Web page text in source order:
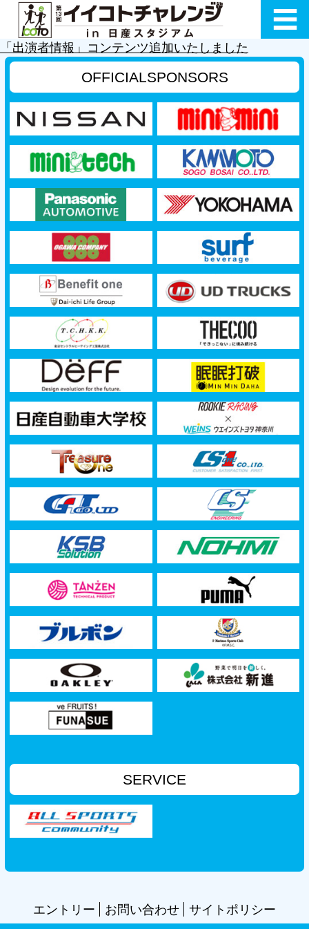
OFFICIALSPONSORS
SERVICE
「出演者情報」コンテンツ追加いたしました
エントリー お問い合わせ サイトポリシー